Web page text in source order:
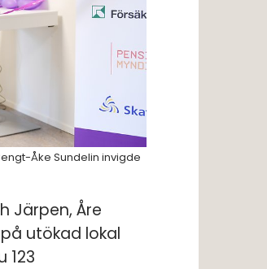
Åke Sundelin invigde
Järpen, Åre
utökad lokal
123